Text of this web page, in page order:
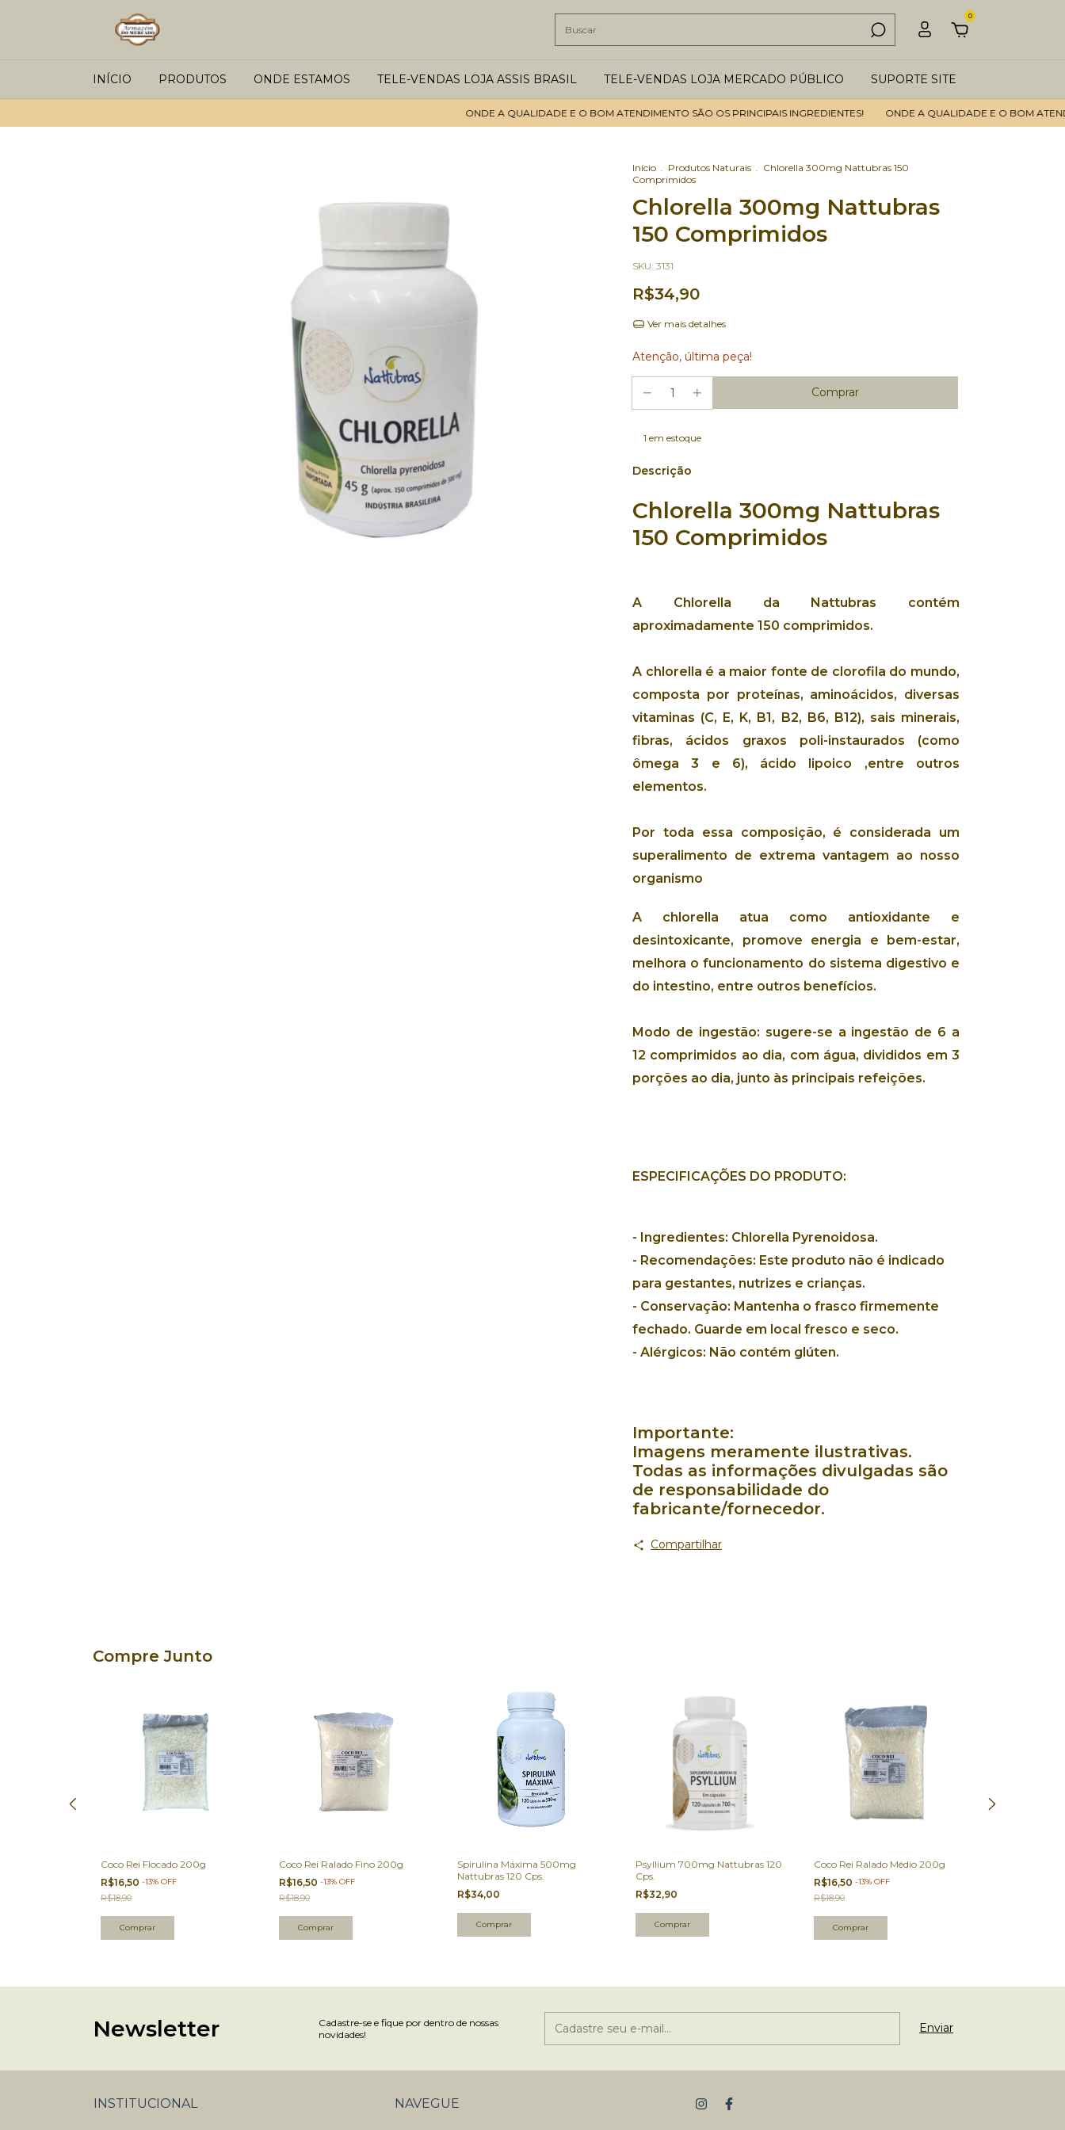
0
INÍCIO PRODUTOS ONDE ESTAMOS TELE-VENDAS LOJA ASSIS BRASIL TELE-VENDAS LOJA MERCADO PÚBLICO SUPORTE SITE
ONDE A QUALIDADE E O BOM ATENDIMENTO SÃO OS PRINCIPAIS INGREDIENTES! ONDE A QUALIDADE E O BOM
Início . Produtos Naturais . Chlorella 300mg Nattubras 150
Comprimidos
Chlorella 300mg Nattubras
150 Comprimidos
SKU: 3131
R$34,90
Ver mais detalhes
Atenção, última peça!
1 em estoque
Descrição
Chlorella 300mg Nattubras
150 Comprimidos
A Chlorella da Nattubras contém
aproximadamente 150 comprimidos.
A chlorella é a maior fonte de clorofila do mundo,
composta por proteínas, aminoácidos, diversas
vitaminas (C, E, K, B1, B2, B6, B12), sais minerais,
fibras, ácidos graxos poli-instaurados (como
ômega 3 e 6), ácido lipoico ,entre outros
elementos.
Por toda essa composição, é considerada um
superalimento de extrema vantagem ao nosso
organismo
A chlorella atua como antioxidante e
desintoxicante, promove energia e bem-estar,
melhora ofuncionamento do sistema digestivo e
do intestino, entre outros benefícios.
Modo de ingestão: sugere-se a ingestão de 6 a
12 comprimidos ao dia, com água, divididos em 3
porções ao dia, junto às principais refeições.
ESPECIFICAÇÕES DO PRODUTO:
- Ingredientes: Chlorella Pyrenoidosa.
- Recomendações: Este produto não é indicado
para gestantes, nutrizes e crianças.
- Conservação: Mantenha o frasco firmemente
fechado. Guarde em local fresco e seco.
- Alérgicos: Não contém glúten.
Importante:
Imagens meramente ilustrativas.
Todas as informações divulgadas são
de responsabilidade do
fabricante/fornecedor.
Compartilhar
Compre Junto
Coco Rei Flocado 200g
R$16,50 -13% OFF
R$18,90
Coco Rei Ralado Fino 200g
R$16,50 -13% OFF
R$18,90
Spirulina Máxima 500mg
Nattubras 120 Cps.
R$34,00
Psyllium 700mg Nattubras 120
Cps.
R$32,90
Coco Rei Ralado Médio 200g
R$16,50 -13% OFF
R$18,90
Newsletter
Cadastre-se e fique por dentro de nossas
novidades!
INSTITUCIONAL NAVEGUE